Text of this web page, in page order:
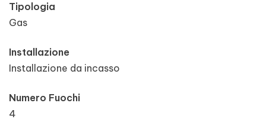
Tipologia
Gas
Installazione
Installazione da incasso
Numero Fuochi
4